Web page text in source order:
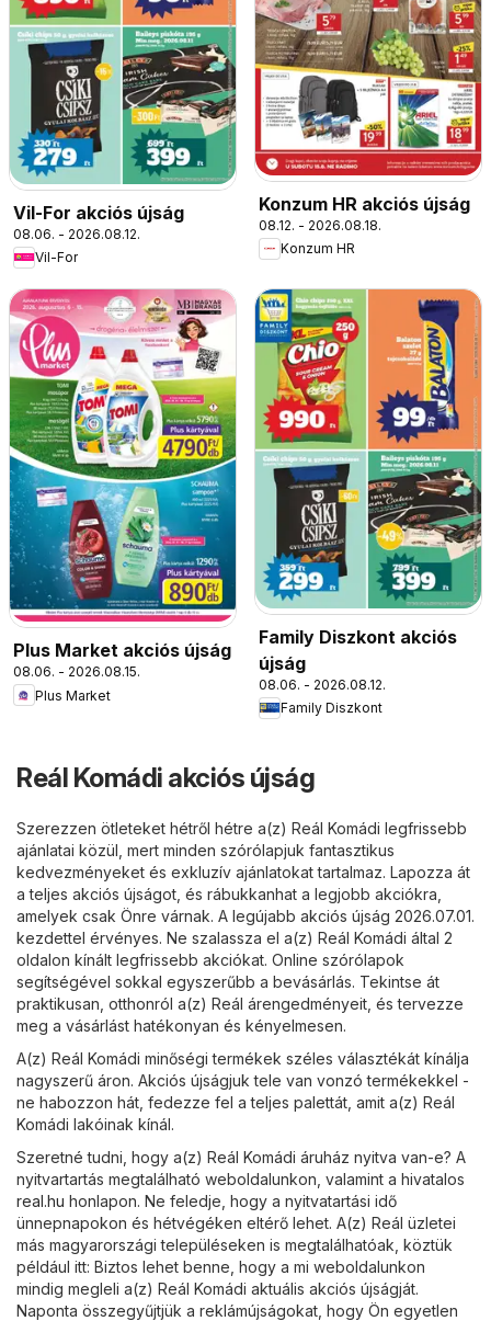
Vil-For akciós újság
08.06. - 2026.08.12.
Vil-For
Konzum HR akciós újság
08.12. - 2026.08.18.
Konzum HR
Plus Market akciós újság
08.06. - 2026.08.15.
Plus Market
Family Diszkont akciós
újság
08.06. - 2026.08.12.
Family Diszkont
Reál Komádi akciós újság
Szerezzen ötleteket hétről hétre a(z) Reál Komádi legfrissebb
ajánlatai közül, mert minden szórólapjuk fantasztikus
kedvezményeket és exkluzív ajánlatokat tartalmaz. Lapozza át
a teljes akciós újságot, és rábukkanhat a legjobb akciókra,
amelyek csak Önre várnak. A legújabb akciós újság 2026.07.01.
kezdettel érvényes. Ne szalassza el a(z) Reál Komádi által 2
oldalon kínált legfrissebb akciókat. Online szórólapok
segítségével sokkal egyszerűbb a bevásárlás. Tekintse át
praktikusan, otthonról a(z) Reál árengedményeit, és tervezze
meg a vásárlást hatékonyan és kényelmesen.
A(z) Reál Komádi minőségi termékek széles választékát kínálja
nagyszerű áron. Akciós újságjuk tele van vonzó termékekkel -
ne habozzon hát, fedezze fel a teljes palettát, amit a(z) Reál
Komádi lakóinak kínál.
Szeretné tudni, hogy a(z) Reál Komádi áruház nyitva van-e? A
nyitvartartás megtalálható weboldalunkon, valamint a hivatalos
real.hu honlapon. Ne feledje, hogy a nyitvatartási idő
ünnepnapokon és hétvégéken eltérő lehet. A(z) Reál üzletei
más magyarországi településeken is megtalálhatóak, köztük
például itt: Biztos lehet benne, hogy a mi weboldalunkon
mindig megleli a(z) Reál Komádi aktuális akciós újságját.
Naponta összegyűjtjük a reklámújságokat, hogy Ön egyetlen